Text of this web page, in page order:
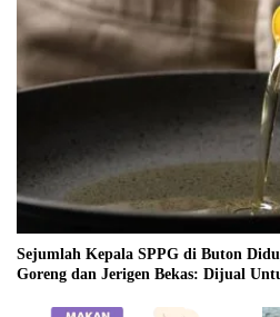
Sejumlah Kepala SPPG di Buton
Goreng dan Jerigen Bekas: Dijual